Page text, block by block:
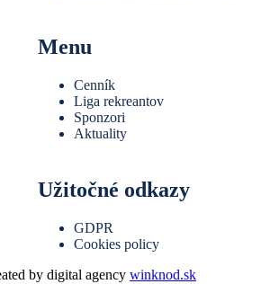
Menu
Cenník
Liga rekreantov
Sponzori
Aktuality
Užitočné odkazy
GDPR
Cookies policy
by digital agency winknod.sk